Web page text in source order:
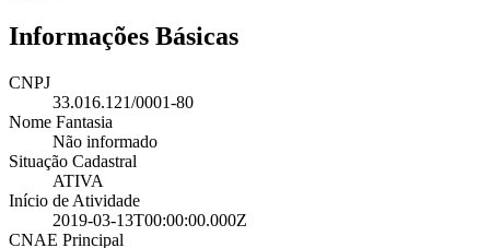
Informações Básicas
CNPJ
33.016.121/0001-80
Nome Fantasia
Não informado
Situação Cadastral
ATIVA
Início de Atividade
2019-03-13T00:00:00.000Z
CNAE Principal